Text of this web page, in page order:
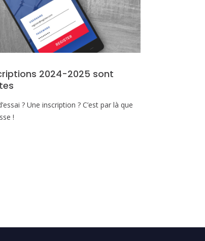
2024-2025 sont
? Une inscription ? C’est par là que
!